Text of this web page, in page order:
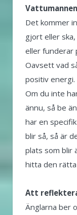
Vattumannen
Det kommer
gjort eller
eller funderar
Oavsett vad
positiv energi.
Om du inte
ännu, så be
har en
blir så, så är
plats som blir
hitta den
Att
Änglarna ber